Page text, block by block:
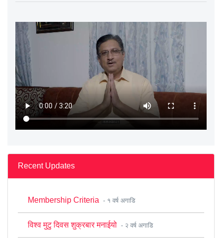
Recent Updates
Membership Criteria - १ वर्ष अगाडि
विश्व मुटु दिवस शुक्रबार मनाईयो - २ वर्ष अगाडि